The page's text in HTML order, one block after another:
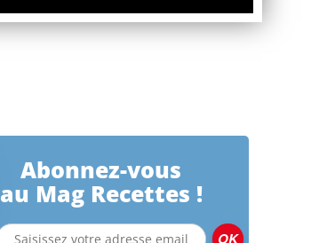
Abonnez-vous
au Mag Recettes !